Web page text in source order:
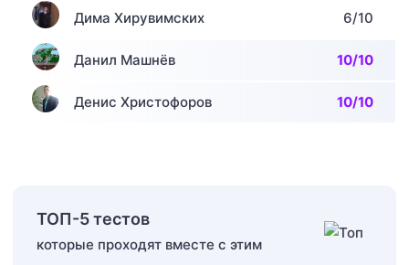
Дима Хирувимских 6/10
Данил Машнёв 10/10
Денис Христофоров 10/10
ТОП-5 тестов
которые проходят вместе с этим